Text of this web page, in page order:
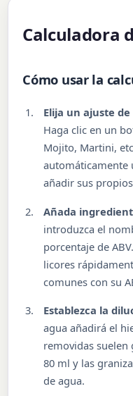
Calculadora
Cómo usar la
Elija un ajuste
Haga clic en un
Mojito, Martini,
automáticamente
añadir sus
Añada
introduzca el
porcentaje de
licores
comunes con su
Establezca la
agua añadirá el
removidas suelen
80 ml y las
de agua.